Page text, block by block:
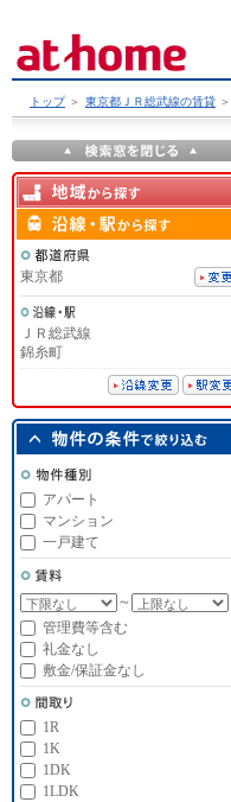
トップ ＞ 東京都ＪＲ総武線の賃貸 ＞
東京都
ＪＲ総武線
錦糸町
アパート
マンション
一戸建て
～
管理費等含む
礼金なし
敷金/保証金なし
1R
1K
1DK
1LDK